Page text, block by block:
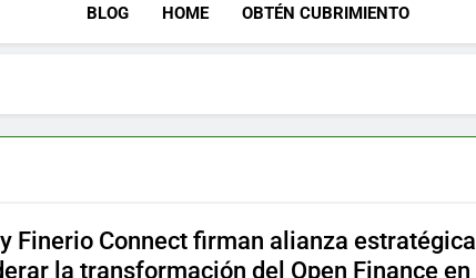
BLOG HOME OBTÉN CUBRIMIENTO
Finerio Connect firman alianza estratégica
la transformación del Open Finance en